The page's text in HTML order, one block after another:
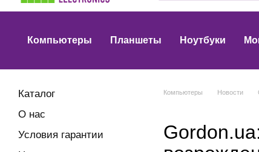
Компьютеры Планшеты Ноутбуки
Компьютеры Новости
Каталог
О нас
Условия гарантии